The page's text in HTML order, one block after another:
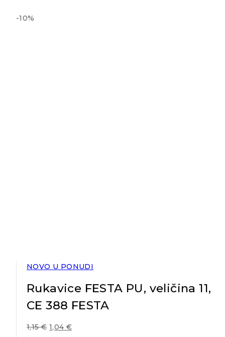
-10%
NOVO U PONUDI
Rukavice FESTA PU, veličina 11,
CE 388 FESTA
1,15€ 1,04 €